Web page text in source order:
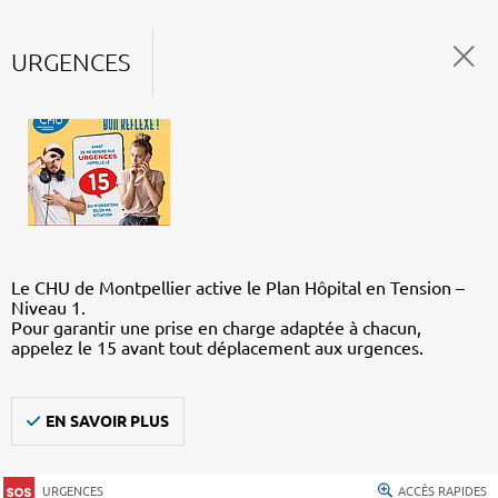
URGENCES
Le CHU de Montpellier active le Plan Hôpital en Tension –
Niveau 1.
Pour garantir une prise en charge adaptée à chacun,
appelez le 15 avant tout déplacement aux urgences.
EN SAVOIR PLUS
URGENCES ACCÈS RAPIDES